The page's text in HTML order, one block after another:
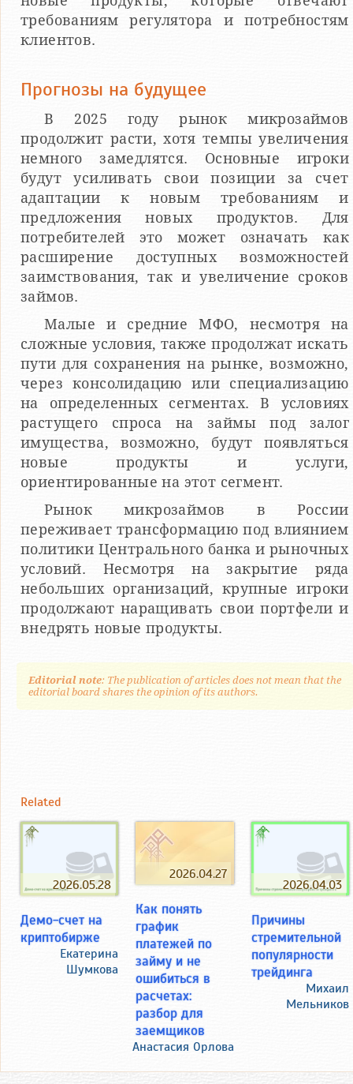
требованиям регулятора и потребностям
клиентов.
Прогнозы на будущее
В 2025 году рынок микрозаймов
продолжит расти, хотя темпы увеличения
немного замедлятся. Основные игроки
будут усиливать свои позиции за счет
адаптации к новым требованиям и
предложения новых продуктов. Для
потребителей это может означать как
расширение доступных возможностей
заимствования, так и увеличение сроков
займов.
Малые и средние МФО, несмотря на
сложные условия, также продолжат искать
пути для сохранения на рынке, возможно,
через консолидацию или специализацию
на определенных сегментах. В условиях
растущего спроса на займы под залог
имущества, возможно, будут появляться
новые продукты и услуги,
ориентированные на этот сегмент.
Рынок микрозаймов в России
переживает трансформацию под влиянием
политики Центрального банка и рыночных
условий. Несмотря на закрытие ряда
небольших организаций, крупные игроки
продолжают наращивать свои портфели и
внедрять новые продукты.
Editorial note: The publication of articles does not mean that the
editorial board shares the opinion of its authors.
Related
2026.05.28
Демо-счет на
криптобирже
Екатерина
Шумкова
2026.04.27
Как понять
график
платежей по
займу и не
ошибиться в
расчетах:
разбор для
заемщиков
Анастасия Орлова
2026.04.03
Причины
стремительной
популярности
трейдинга
Михаил
Мельников